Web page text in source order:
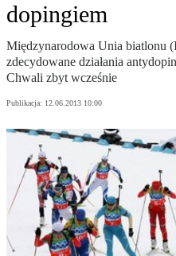
dopingiem
Międzynarodowa Unia biatlonu
zdecydowane działania
Chwali zbyt wcześnie
Publikacja: 12.06.2013 10:00